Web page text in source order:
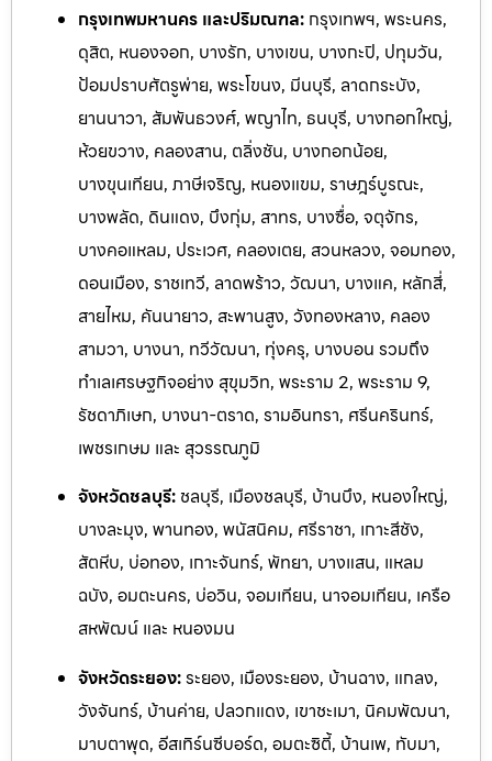
กรุงเทพมหานคร และปริมณฑล: กรุงเทพฯ, พระนคร,
ดุสิต, หนองจอก, บางรัก, บางเขน, บางกะปิ, ปทุมวัน,
ป้อมปราบศัตรูพ่าย, พระโขนง, มีนบุรี, ลาดกระบัง,
ยานนาวา, สัมพันธวงศ์, พญาไท, ธนบุรี, บางกอกใหญ่,
ห้วยขวาง, คลองสาน, ตลิ่งชัน, บางกอกน้อย,
บางขุนเทียน, ภาษีเจริญ, หนองแขม, ราษฎร์บูรณะ,
บางพลัด, ดินแดง, บึงกุ่ม, สาทร, บางซื่อ, จตุจักร,
บางคอแหลม, ประเวศ, คลองเตย, สวนหลวง, จอมทอง,
ดอนเมือง, ราชเทวี, ลาดพร้าว, วัฒนา, บางแค, หลักสี่,
สายไหม, คันนายาว, สะพานสูง, วังทองหลาง, คลอง
สามวา, บางนา, ทวีวัฒนา, ทุ่งครุ, บางบอน รวมถึง
ทำเลเศรษฐกิจอย่าง สุขุมวิท, พระราม 2, พระราม 9,
รัชดาภิเษก, บางนา-ตราด, รามอินทรา, ศรีนครินทร์,
เพชรเกษม และ สุวรรณภูมิ
จังหวัดชลบุรี: ชลบุรี, เมืองชลบุรี, บ้านบึง, หนองใหญ่,
บางละมุง, พานทอง, พนัสนิคม, ศรีราชา, เกาะสีชัง,
สัตหีบ, บ่อทอง, เกาะจันทร์, พัทยา, บางแสน, แหลม
ฉบัง, อมตะนคร, บ่อวิน, จอมเทียน, นาจอมเทียน, เครือ
สหพัฒน์ และ หนองมน
จังหวัดระยอง:ระยอง, เมืองระยอง, บ้านฉาง, แกลง,
วังจันทร์, บ้านค่าย, ปลวกแดง, เขาชะเมา, นิคมพัฒนา,
มาบตาพุด, อีสเทิร์นซีบอร์ด, อมตะซิตี้, บ้านเพ, ทับมา,